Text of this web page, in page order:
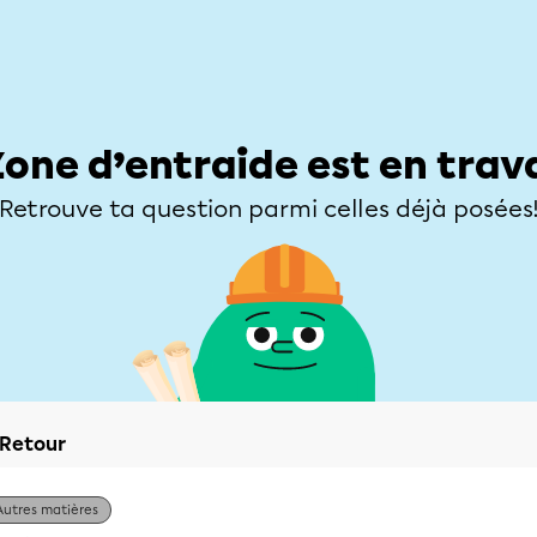
d’entraide est en
Retrouve ta question parmi celles déjà posées!
Retour
matières